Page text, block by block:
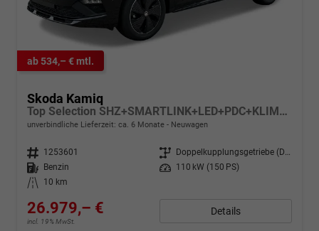
ab 534,– € mtl.
Skoda Kamiq
Top Selection SHZ+SMARTLINK+LED+PDC+KLIMA+16" ALU
unverbindliche Lieferzeit: ca. 6 Monate Neuwagen
Fahrzeugnr. 1253601 Getriebe
Doppelkupplungsgetriebe (DSG)
Kraftstoff
Benzin Leistung
110 kW (150 PS)
Kilometerstand
10 km
26.979,– €
incl. 19% MwSt.
Details